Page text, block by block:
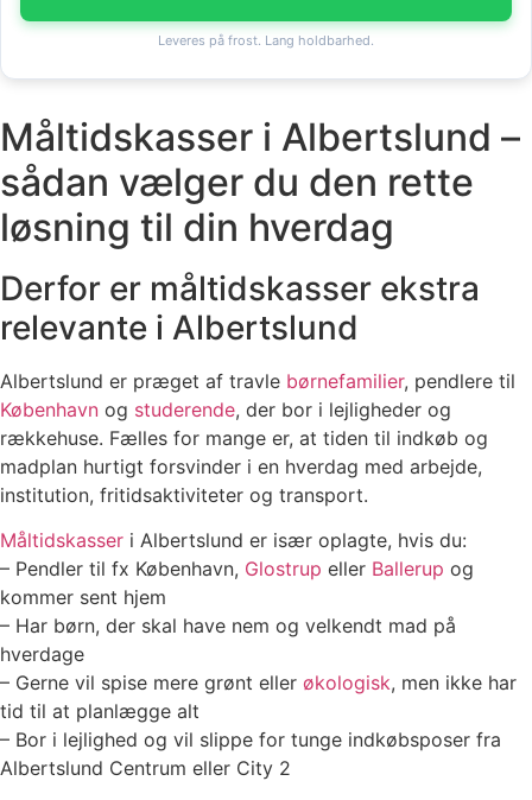
Leveres på frost. Lang holdbarhed.
Måltidskasser i Albertslund –
sådan vælger du den rette
løsning til din hverdag
Derfor er måltidskasser ekstra
relevante i Albertslund
Albertslund er præget af travle børnefamilier, pendlere til
København og studerende, der bor i lejligheder og
rækkehuse. Fælles for mange er, at tiden til indkøb og
madplan hurtigt forsvinder i en hverdag med arbejde,
institution, fritidsaktiviteter og transport.
Måltidskasser i Albertslund er især oplagte, hvis du:
– Pendler til fx København, Glostrup eller Ballerup og
kommer sent hjem
– Har børn, der skal have nem og velkendt mad på
hverdage
– Gerne vil spise mere grønt eller økologisk, men ikke har
tid til at planlægge alt
– Bor i lejlighed og vil slippe for tunge indkøbsposer fra
Albertslund Centrum eller City 2